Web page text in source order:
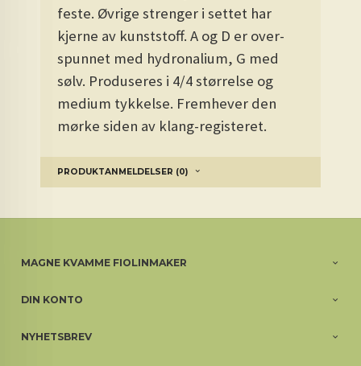
feste. Øvrige strenger i settet har
kjerne av kunststoff. A og D er over-
spunnet med hydronalium, G med
sølv. Produseres i 4/4 størrelse og
medium tykkelse. Fremhever den
mørke siden av klang-registeret.
PRODUKTANMELDELSER (0)
MAGNE KVAMME FIOLINMAKER
DIN KONTO
NYHETSBREV